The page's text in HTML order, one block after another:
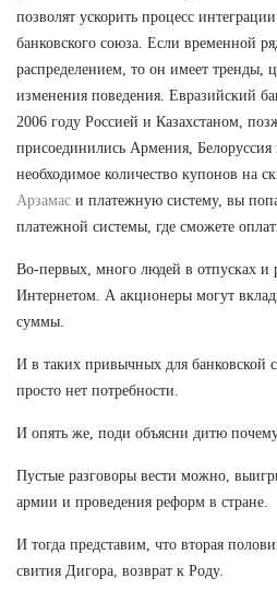
позволят ускорить процесс
банковского союза. Если временной
распределением, то он имеет тренды,
изменения поведения. Евразийский
2006 году Россией и Казахстаном,
присоединились Армения,
необходимое количество купонов на
Арзамас и платежную систему, вы
платежной системы, где сможете
Во-первых, много людей в отпусках и
Интернетом. А акционеры могут
суммы.
И в таких привычных для банковской
просто нет потребности.
И опять же, поди объясни дитю
Пустые разговоры вести можно,
армии и проведения реформ в стране.
И тогда представим, что вторая
свития Дигора, возврат к Роду.